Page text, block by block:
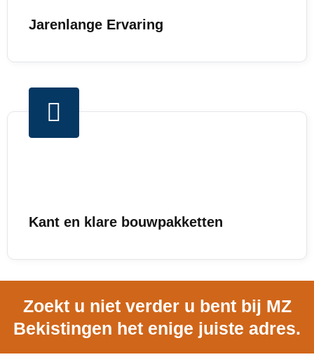
Jarenlange Ervaring
Kant en klare bouwpakketten
Zoekt u niet verder u bent bij MZ
Bekistingen het enige juiste adres.